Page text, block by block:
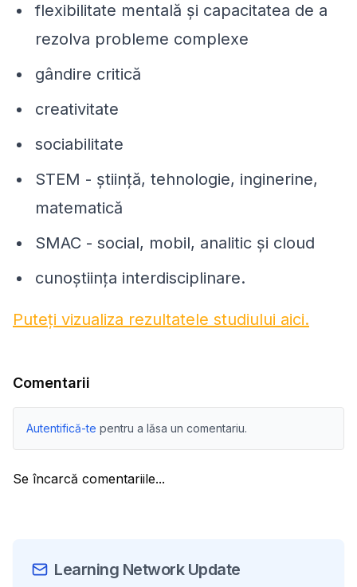
flexibilitate mentală și capacitatea de a
rezolva probleme complexe
gândire critică
creativitate
sociabilitate
STEM - știință, tehnologie, inginerine,
matematică
SMAC - social, mobil, analitic și cloud
cunoștiința interdisciplinare.
Puteți vizualiza rezultatele studiului aici.
Comentarii
Autentifică-te pentru a lăsa un comentariu.
Se încarcă comentariile...
Learning Network Update